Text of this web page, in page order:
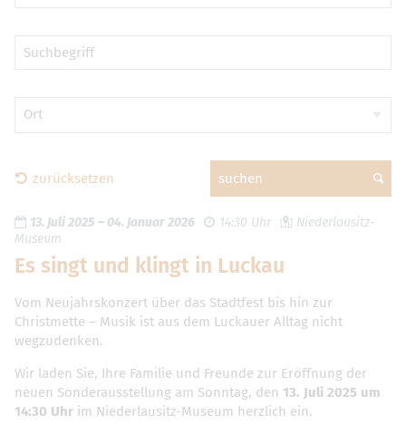
Suchbegriff
Ort
zurücksetzen suchen
13. Juli 2025 – 04. Januar 2026 14:30 Uhr
Niederlausitz-
Museum
Es singt und klingt in Luckau
Vom Neujahrskonzert über das Stadtfest bis hin zur
Christmette – Musik ist aus dem Luckauer Alltag nicht
wegzudenken.
Wir laden Sie, Ihre Familie und Freunde zur Eröffnung der
neuen Sonderausstellung am Sonntag, den 13. Juli 2025 um
14:30 Uhr im Niederlausitz-Museum herzlich ein.